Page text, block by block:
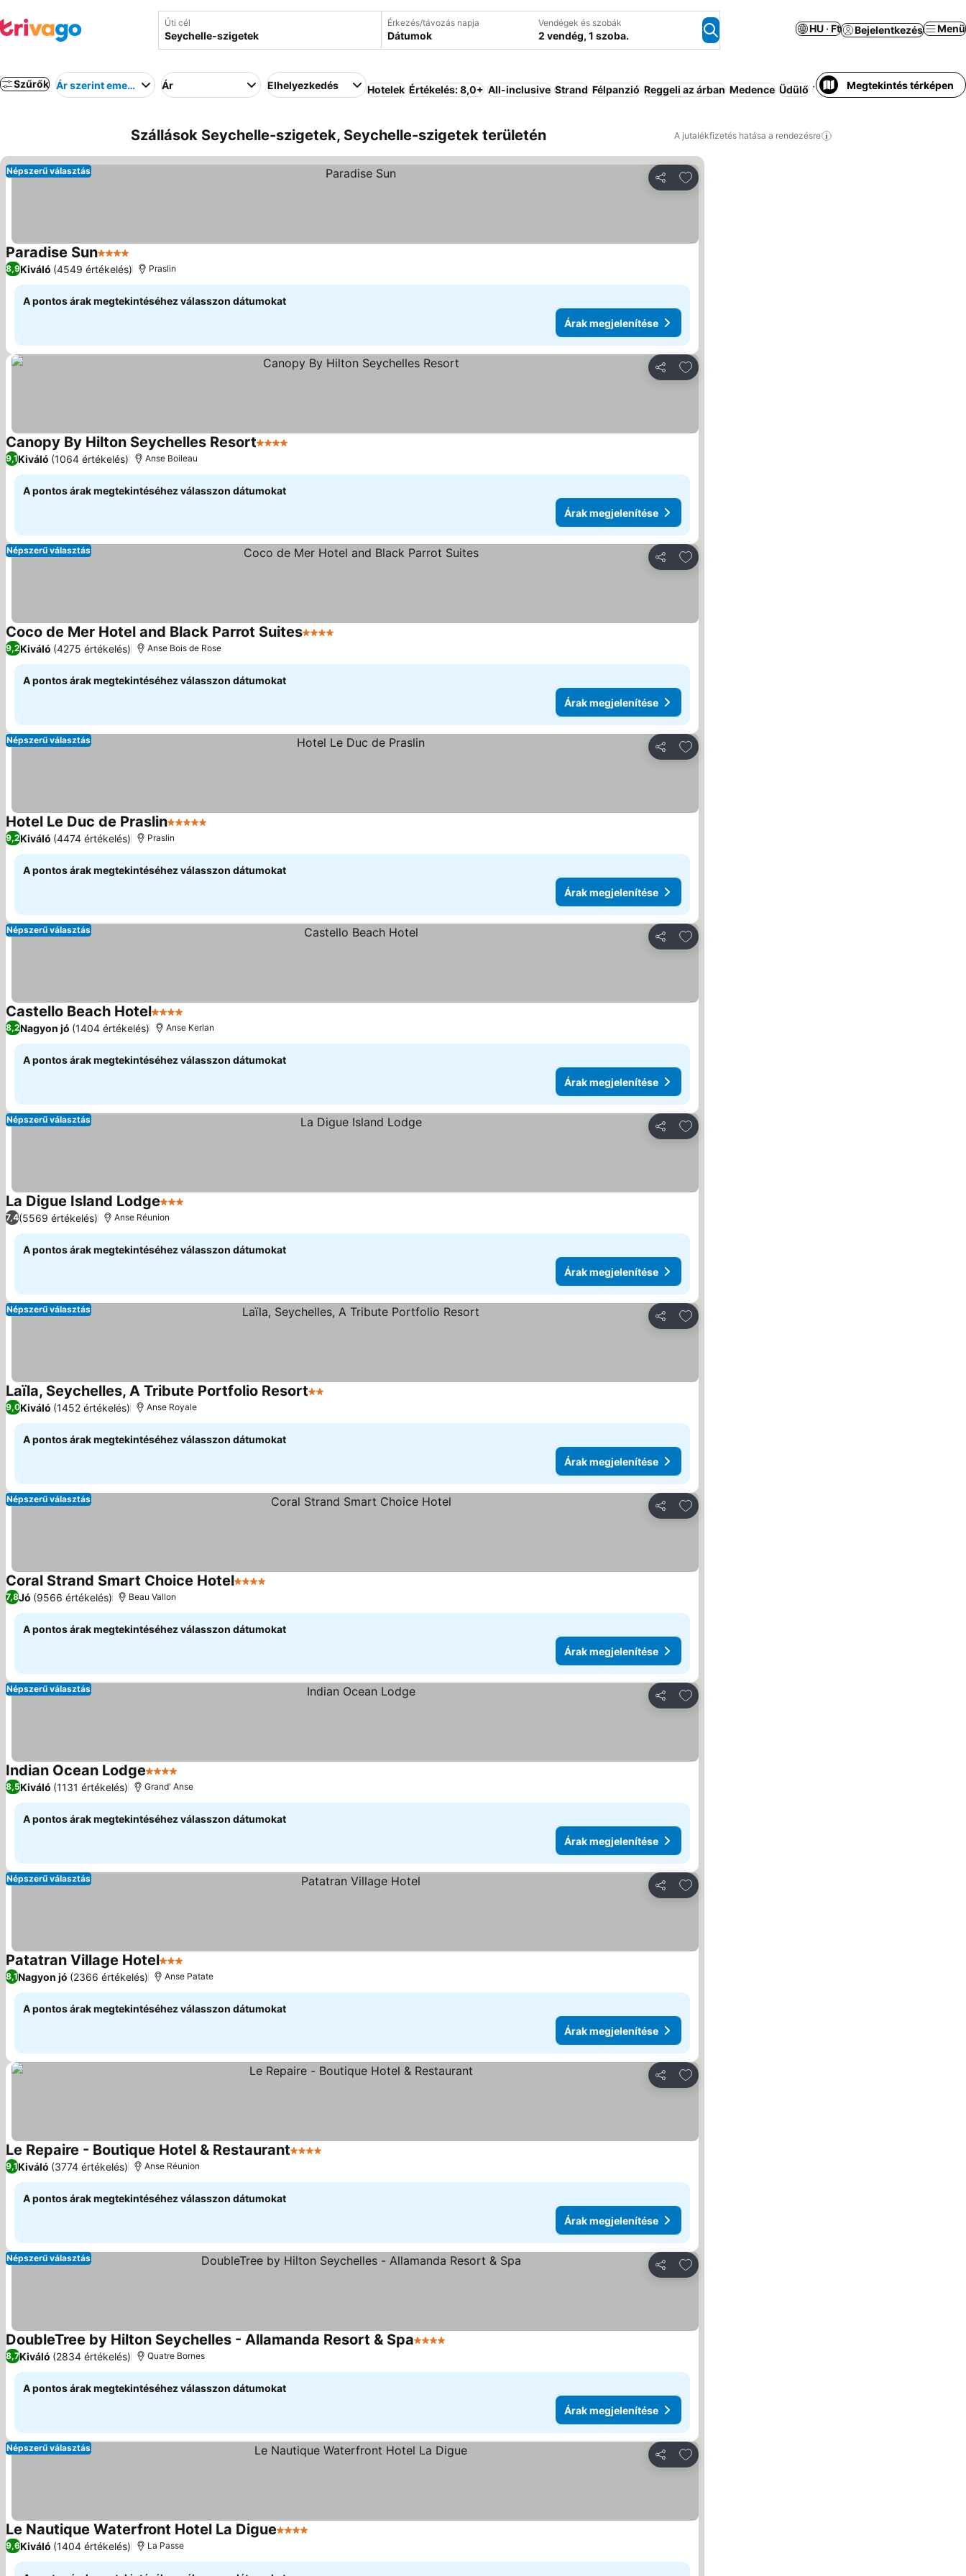
Úti cél Érkezés/távozás napja
Dátumok
Vendégek és szobák
2 vendég, 1 szoba.
HU · Ft Bejelentkezés Menü
Szűrők Ár szerint emelkedő Ár Elhelyezkedés Hotelek Értékelés: 8,0+ All-inclusive Strand Félpanzió Reggeli az árban Medence Üdülő Teljes ellátás Apartmanhotel
Megtekintés térképen
Szállások Seychelle-szigetek, Seychelle-szigetek területén A jutalékfizetés hatása a rendezésre
Megosztás
Hozzáadás a kedvencekhez
Népszerű választás
Paradise Sun4 KategóriaÁrak megjelenítése
8,9Kiváló (4549 értékelés) Praslin
A pontos árak megtekintéséhez válasszon dátumokat
Árak megjelenítése
Megosztás
Hozzáadás a kedvencekhez
Canopy By Hilton Seychelles Resort4 Kategória
9,1Kiváló (1064 értékelés) Anse Boileau
A pontos árak megtekintéséhez válasszon dátumokat
Árak megjelenítése
Megosztás
Hozzáadás a kedvencekhez
Népszerű választás
Coco de Mer Hotel and Black Parrot Suites4 Kategória
9,2Kiváló (4275 értékelés) Anse Bois de Rose
A pontos árak megtekintéséhez válasszon dátumokat
Árak megjelenítése
Megosztás
Hozzáadás a kedvencekhez
Népszerű választás
Hotel Le Duc de Praslin5 Kategória
9,2Kiváló (4474 értékelés) Praslin
A pontos árak megtekintéséhez válasszon dátumokat
Árak megjelenítése
Megosztás
Hozzáadás a kedvencekhez
Népszerű választás
Castello Beach Hotel4 Kategória
8,2Nagyon jó (1404 értékelés) Anse Kerlan
A pontos árak megtekintéséhez válasszon dátumokat
Árak megjelenítése
Megosztás
Hozzáadás a kedvencekhez
Népszerű választás
La Digue Island Lodge3 Kategória
7,4(5569 értékelés) Anse Réunion
A pontos árak megtekintéséhez válasszon dátumokat
Árak megjelenítése
Megosztás
Hozzáadás a kedvencekhez
Népszerű választás
Laïla, Seychelles, A Tribute Portfolio Resort2 Kategória
9,0Kiváló (1452 értékelés) Anse Royale
A pontos árak megtekintéséhez válasszon dátumokat
Árak megjelenítése
Megosztás
Hozzáadás a kedvencekhez
Népszerű választás
Coral Strand Smart Choice Hotel4 Kategória
7,8Jó (9566 értékelés) Beau Vallon
A pontos árak megtekintéséhez válasszon dátumokat
Árak megjelenítése
Megosztás
Hozzáadás a kedvencekhez
Népszerű választás
Indian Ocean Lodge4 Kategória
8,5Kiváló (1131 értékelés) Grand' Anse
A pontos árak megtekintéséhez válasszon dátumokat
Árak megjelenítése
Megosztás
Hozzáadás a kedvencekhez
Népszerű választás
Patatran Village Hotel3 Kategória
8,1Nagyon jó (2366 értékelés) Anse Patate
A pontos árak megtekintéséhez válasszon dátumokat
Árak megjelenítése
Megosztás
Hozzáadás a kedvencekhez
Le Repaire - Boutique Hotel & Restaurant4 Kategória
9,1Kiváló (3774 értékelés) Anse Réunion
A pontos árak megtekintéséhez válasszon dátumokat
Árak megjelenítése
Megosztás
Hozzáadás a kedvencekhez
Népszerű választás
DoubleTree by Hilton Seychelles - Allamanda Resort & Spa4 Kategória
8,7Kiváló (2834 értékelés) Quatre Bornes
A pontos árak megtekintéséhez válasszon dátumokat
Árak megjelenítése
Megosztás
Hozzáadás a kedvencekhez
Népszerű választás
Le Nautique Waterfront Hotel La Digue4 Kategória
9,6Kiváló (1404 értékelés) La Passe